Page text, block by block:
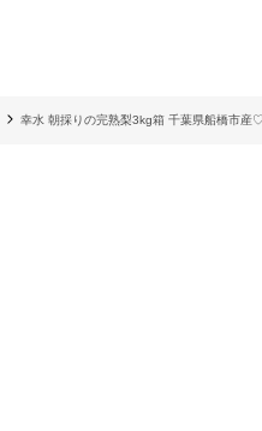
幸水 朝採りの完熟梨3kg箱 千葉県船橋市産